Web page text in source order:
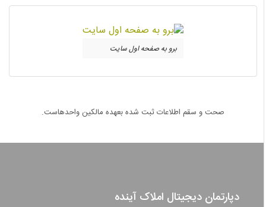
برو به صفحه اول سایت
صحت و سقم اطلاعات ثبت شده بعهده مالکین واحدهاست.
دپارتمان دیجیتال املاک آینده